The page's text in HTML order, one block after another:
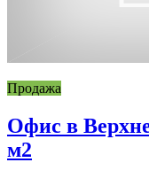
Продажа
Офис в
м2